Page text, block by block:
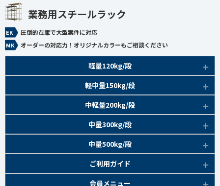
業務用スチールラック
圧倒的在庫で大型案件に対応
オーダーの対応力！オリジナルカラーもご相談ください
軽量120kg/段
アイボリー、グレー
EK120kg/段アングルボルト 特長
EK120kg/段アングルセミボルト 特長
新セミボルト 特長
軽中量150kg/段
軽中量150kg/段 商品一覧
部材仕様図
中軽量200kg/段
EK200kg/段 商品一覧
部材仕様図
中量300kg/段
アイボリー・グリーン
EK300kg/段 商品一覧
中量500kg/段
アイボリー・グリーンご利用ガイド
検索システムの使い方
会員メニュー